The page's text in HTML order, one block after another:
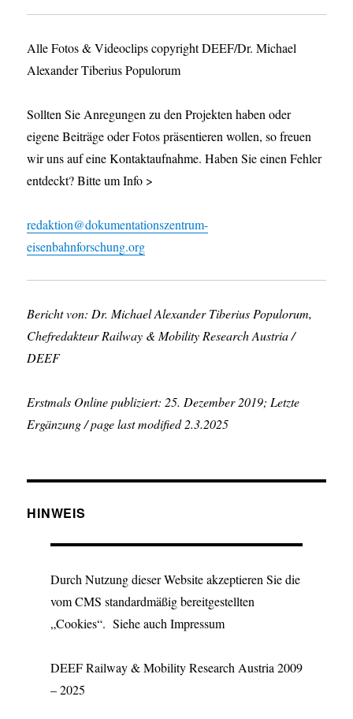
Alle Fotos & Videoclips copyright DEEF/Dr. Michael
Alexander Tiberius Populorum
Sollten Sie Anregungen zu den Projekten haben oder
eigene Beiträge oder Fotos präsentieren wollen, so freuen
wir uns auf eine Kontaktaufnahme. Haben Sie einen Fehler
entdeckt? Bitte um Info >
redaktion@dokumentationszentrum-
eisenbahnforschung.org
Bericht von: Dr. Michael Alexander Tiberius Populorum,
Chefredakteur Railway & Mobility Research Austria /
DEEF
Erstmals Online publiziert: 25. Dezember 2019; Letzte
Ergänzung / page last modified 2.3.2025
HINWEIS
Durch Nutzung dieser Website akzeptieren Sie die
vom CMS standardmäßig bereitgestellten
„Cookies“. Siehe auch Impressum
DEEF Railway & Mobility Research Austria 2009
– 2025